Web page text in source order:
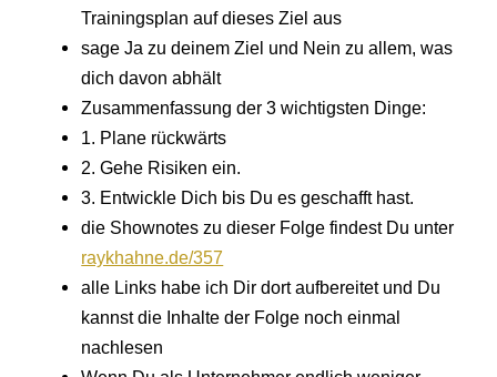
Trainingsplan auf dieses Ziel aus
sage Ja zu deinem Ziel und Nein zu allem, was
dich davon abhält
Zusammenfassung der 3 wichtigsten Dinge:
1. Plane rückwärts
2. Gehe Risiken ein.
3. Entwickle Dich bis Du es geschafft hast.
die Shownotes zu dieser Folge findest Du unter
raykhahne.de/357
alle Links habe ich Dir dort aufbereitet und Du
kannst die Inhalte der Folge noch einmal
nachlesen